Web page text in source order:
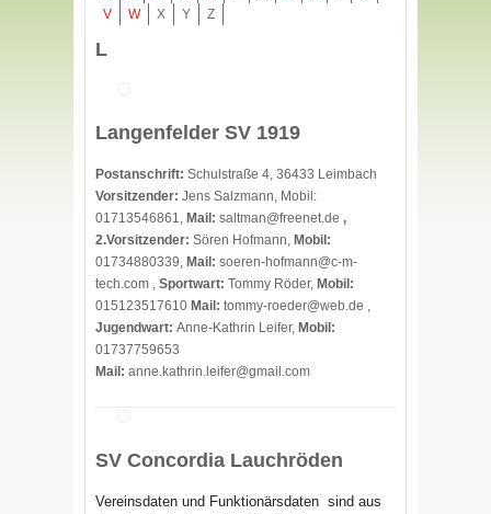
V
W X Y Z
L
Langenfelder SV 1919
Postanschrift: Schulstraße 4, 36433 Leimbach
Vorsitzender: Jens Salzmann, Mobil:
01713546861, Mail: saltman@freenet.de ,
2.Vorsitzender: Sören Hofmann, Mobil:
01734880339, Mail: soeren-hofmann@c-m-
tech.com , Sportwart: Tommy Röder, Mobil:
015123517610 Mail: tommy-roeder@web.de ,
Jugendwart: Anne-Kathrin Leifer, Mobil:
01737759653
Mail: anne.kathrin.leifer@gmail.com
SV Concordia Lauchröden
Vereinsdaten und Funktionärsdaten sind aus